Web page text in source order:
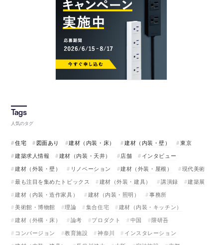
人気のタグ
住宅 図面あり 建材（内装・床） 建材（内装・壁）
東京
建築求人情報
建材（内装・天井） 店舗
インタビュー
建材（外装・壁）
リノベーション 建材（外装・屋根）
現代美術
最も注目を集めたトピックス
建材（外装・建具） 講演録
建築展
建材（内装・造作家具）
建材（内装・照明）
事務所
美術館・博物館
理論 集合住宅
建材（内装・キッチン）
建材（外構・床）
論考 プロダクト 中国
隈研吾
コンバージョン
教育施設 神奈川
インスタレーション